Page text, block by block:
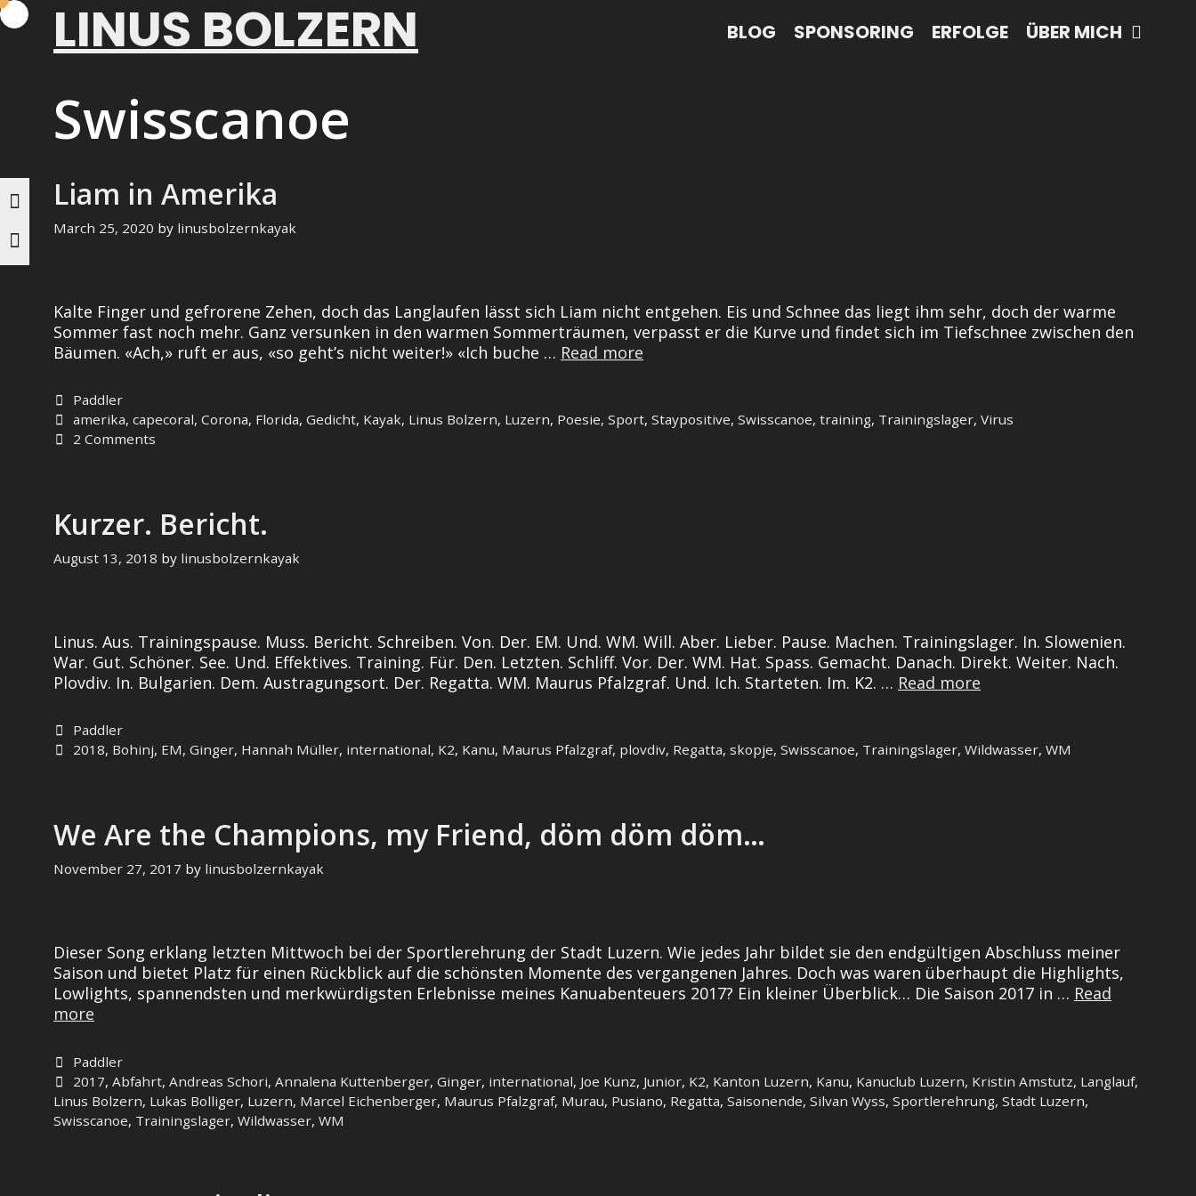
Skip
to
contentLINUS BOLZERN BLOG SPONSORING ERFOLGE ÜBER MICH
Swisscanoe
Liam in Amerika
March 25, 2020 by linusbolzernkayak
Kalte Finger und gefrorene Zehen, doch das Langlaufen lässt sich Liam nicht entgehen. Eis und Schnee das liegt ihm sehr, doch der warme
Sommer fast noch mehr. Ganz versunken in den warmen Sommerträumen, verpasst er die Kurve und findet sich im Tiefschnee zwischen den
Bäumen. «Ach,» ruft er aus, «so geht’s nicht weiter!» «Ich buche … Read more
Categories
Paddler
Tags
amerika,capecoral,Corona, Florida,Gedicht, Kayak, Linus Bolzern, Luzern, Poesie,Sport,Staypositive,Swisscanoe,training, Trainingslager,Virus
2 Comments
Kurzer. Bericht.
August 13, 2018 by linusbolzernkayak
Linus. Aus. Trainingspause. Muss. Bericht. Schreiben. Von. Der. EM. Und. WM. Will. Aber. Lieber. Pause. Machen. Trainingslager. In. Slowenien.
War. Gut. Schöner. See. Und. Effektives. Training. Für. Den. Letzten. Schliff. Vor. Der. WM. Hat. Spass. Gemacht. Danach. Direkt. Weiter. Nach.
Plovdiv. In. Bulgarien. Dem. Austragungsort. Der. Regatta. WM. Maurus Pfalzgraf. Und. Ich. Starteten. Im. K2. … Read more
Categories
Paddler
Tags
2018, Bohinj, EM,Ginger, Hannah Müller, international, K2, Kanu, Maurus Pfalzgraf, plovdiv, Regatta,skopje,Swisscanoe, Trainingslager,Wildwasser,WM
We Are the Champions, my Friend, döm döm döm…
November 27, 2017 by linusbolzernkayak
Dieser Song erklang letzten Mittwoch bei der Sportlerehrung der Stadt Luzern. Wie jedes Jahr bildet sie den endgültigen Abschluss meiner
Saison und bietet Platz für einen Rückblick auf die schönsten Momente des vergangenen Jahres. Doch was waren überhaupt die Highlights,
Lowlights, spannendsten und merkwürdigsten Erlebnisse meines Kanuabenteuers 2017? Ein kleiner Überblick… Die Saison 2017 in … Read
more
the
Champions,
my
Friend,
Categories
Paddler
Tags
2017,Abfahrt,Andreas Schori,Annalena Kuttenberger,Ginger, international, Joe Kunz, Junior, K2, Kanton Luzern, Kanu, Kanuclub Luzern, Kristin Amstutz, Langlauf,
Linus Bolzern, Lukas Bolliger, Luzern, Marcel Eichenberger, Maurus Pfalzgraf, Murau, Pusiano, Regatta, Saisonende, Silvan Wyss, Sportlerehrung, Stadt Luzern,
Swisscanoe, Trainingslager, Wildwasser, WM